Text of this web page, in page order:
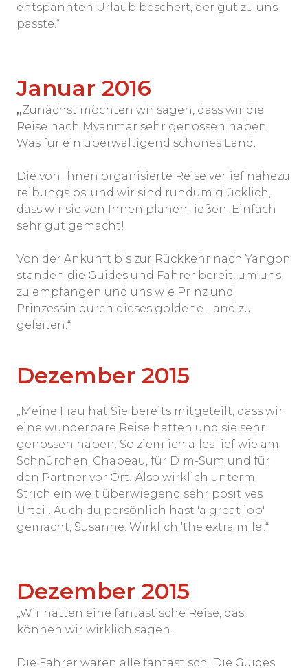
entspannten Urlaub beschert, der gut zu uns
passte.“
Januar 2016
„Zunächst möchten wir sagen, dass wir die
Reise nach Myanmar sehr genossen haben.
Was für ein überwältigend schönes Land.
Die von Ihnen organisierte Reise verlief nahezu
reibungslos, und wir sind rundum glücklich,
dass wir sie von Ihnen planen ließen. Einfach
sehr gut gemacht!
Von der Ankunft bis zur Rückkehr nach Yangon
standen die Guides und Fahrer bereit, um uns
zu empfangen und uns wie Prinz und
Prinzessin durch dieses goldene Land zu
geleiten.“
Dezember 2015
„Meine Frau hat Sie bereits mitgeteilt, dass wir
eine wunderbare Reise hatten und sie sehr
genossen haben. So ziemlich alles lief wie am
Schnürchen. Chapeau, für Dim-Sum und für
den Partner vor Ort! Also wirklich unterm
Strich ein weit überwiegend sehr positives
Urteil. Auch du persönlich hast 'a great job'
gemacht, Susanne. Wirklich 'the extra mile'.“
Dezember 2015
„Wir hatten eine fantastische Reise, das
können wir wirklich sagen.
Die Fahrer waren alle fantastisch. Die Guides